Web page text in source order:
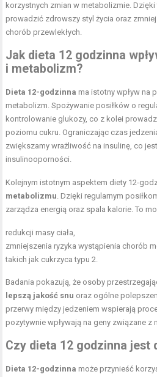
korzystnych zmian w metabolizmie.
prowadzić zdrowszy styl życia oraz
chorób przewlekłych.
Jak dieta 12 godzinna
i metabolizm?
Dieta 12-godzinna ma istotny wpływ na
metabolizm. Spożywanie posiłków o
kontrolowanie glukozy, co z kolei
poziomu cukru. Ograniczając czas
zwiększamy wrażliwość na insulinę, co
insulinooporności.
Kolejnym istotnym aspektem diety 12-
metabolizmu. Dzięki regularnym
zarządza energią oraz spala kalorie. To
redukcji masy ciała,
zmniejszenia ryzyka wystąpienia chorób
takich jak cukrzyca typu 2.
Badania pokazują, że osoby
lepszą jakość snu oraz ogólne
przerwy między jedzeniem wspierają
pozytywnie wpływają na geny związane z
Czy dieta 12 godzinna jest
Dieta 12-godzinna może przynieść